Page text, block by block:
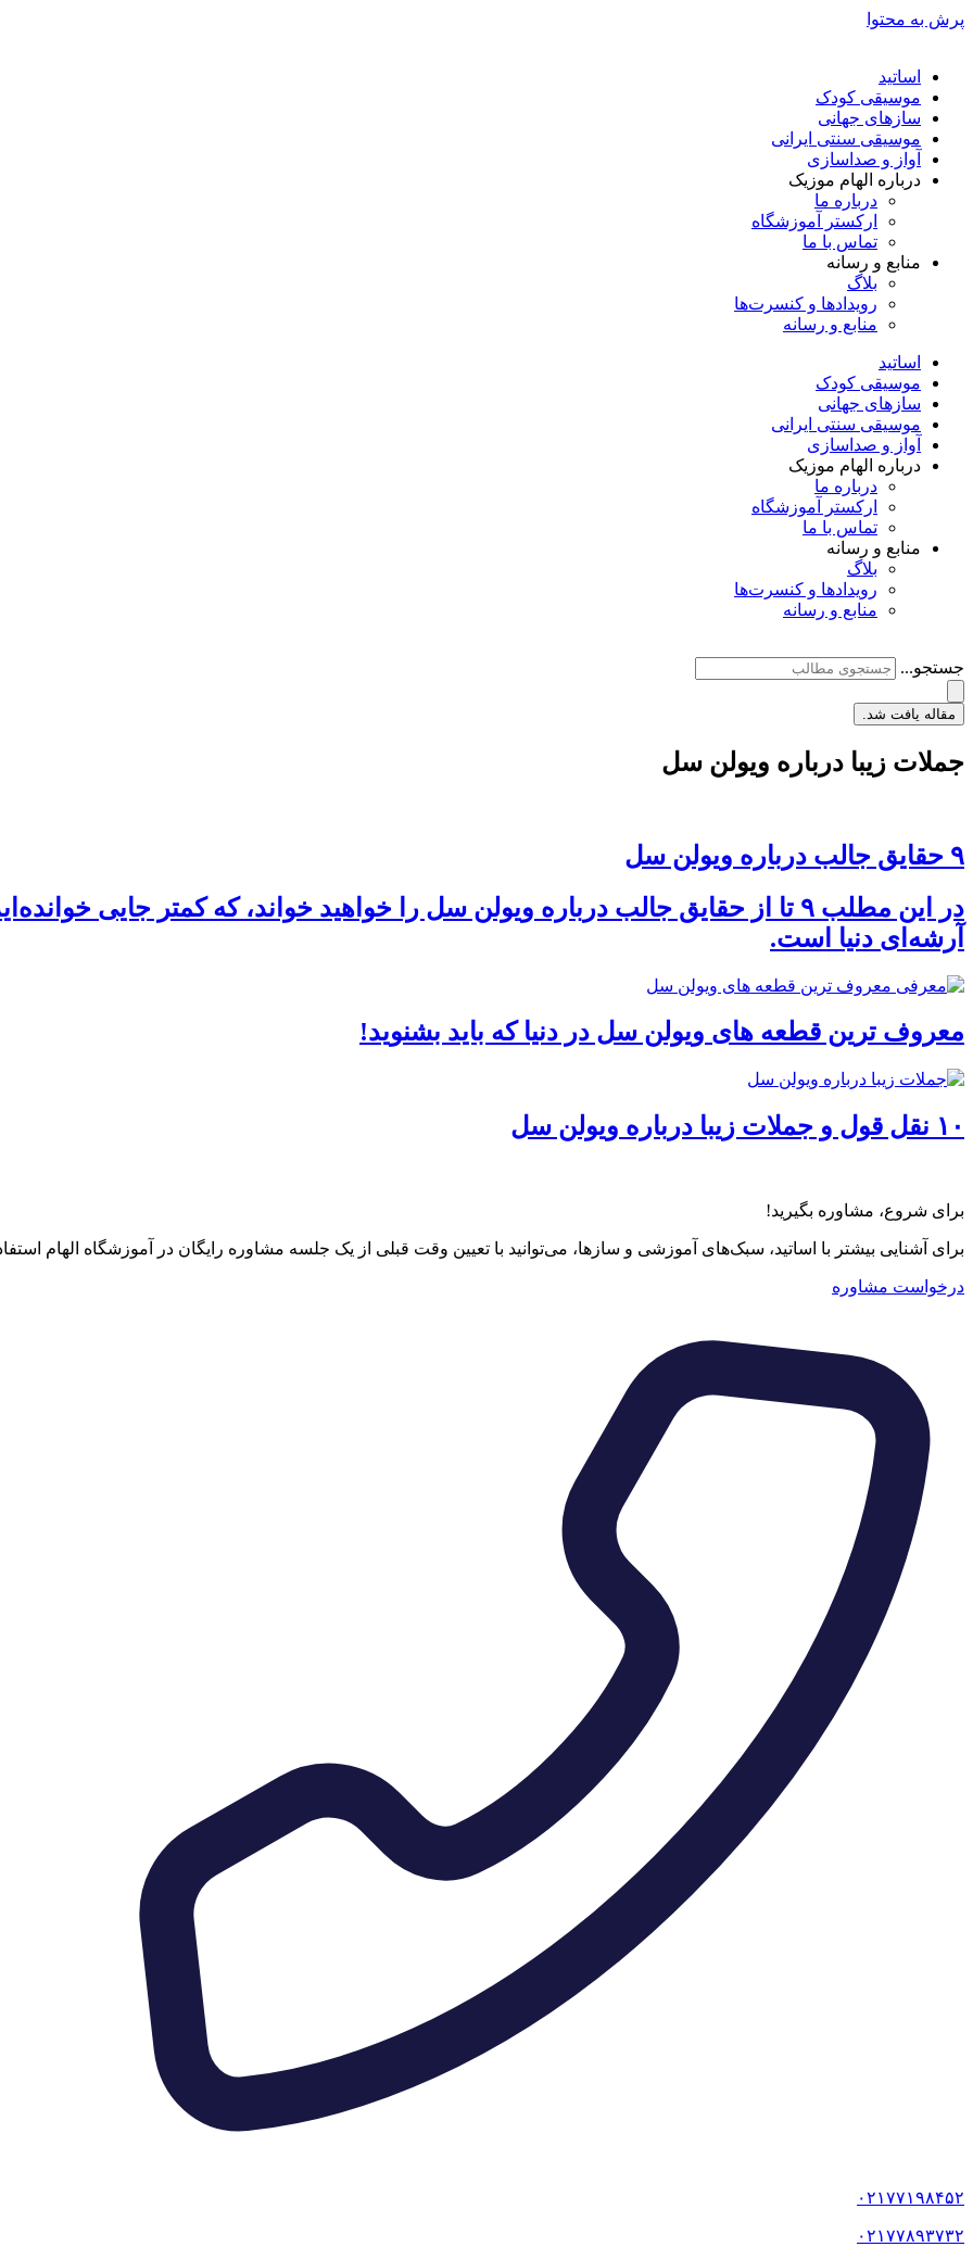
پرش به محتوا
اساتید
موسیقی کودک
سازهای جهانی
موسیقی سنتی ایرانی
آواز و صداسازی
درباره الهام موزیک
درباره ما
ارکستر آموزشگاه
تماس با ما
منابع و رسانه
بلاگ
رویدادها و کنسرت‌ها
منابع و رسانه
اساتید
موسیقی کودک
سازهای جهانی
موسیقی سنتی ایرانی
آواز و صداسازی
درباره الهام موزیک
درباره ما
ارکستر آموزشگاه
تماس با ما
منابع و رسانه
بلاگ
رویدادها و کنسرت‌ها
منابع و رسانه
جستجو...
مقاله یافت شد.
جملات زیبا درباره ویولن سل
۹ حقایق جالب درباره ویولن سل
در این مطلب ۹ تا از حقایق جالب درباره ویولن سل را خواهید خواند، که کمتر جایی
آرشه‌‌ای دنیا است.
معروف ترین قطعه های ویولن سل در دنیا که باید بشنوید!
۱۰ نقل قول و جملات زیبا درباره ویولن سل
برای شروع، مشاوره بگیرید!
برای آشنایی بیشتر با اساتید، سبک‌های آموزشی و سازها، می‌توانید با تعیین وقت قبلی از یک جلسه مشاوره رایگان در آموزشگاه الهام
درخواست مشاوره
۰۲۱۷۷۱۹۸۴۵۲
۰۲۱۷۷۸۹۳۷۳۲